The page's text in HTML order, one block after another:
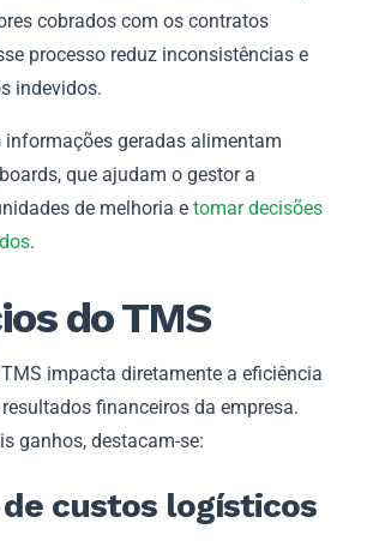
cobrados com os contratos
processo reduz inconsistências e
indevidos.
informações geradas alimentam
que ajudam o gestor a
de melhoria e tomar decisões
.
do TMS
impacta diretamente a eficiência
financeiros da empresa.
ganhos, destacam-se:
de custos logísticos